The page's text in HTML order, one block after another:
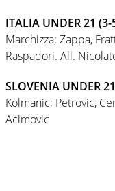
ITALIA UNDER 21 (3-
Marchizza; Zappa,
Raspadori. All.
SLOVENIA UNDER
Kolmanic; Petrovic,
Acimovic